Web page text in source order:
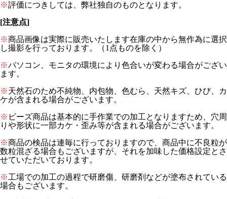
※評価につきしては、弊社独自のものとなります。
[注意点]
※商品画像は実際に販売いたします在庫の中から無作為に選択
し撮影を行っております。（1点ものを除く）
※パソコン、モニタの環境により色合いが変わる場合がござい
ます。
※天然石のため不純物、内包物、色むら、天然キズ、ひび、カ
ケが含まれる場合がございます。
※ ビーズ商品は基本的に手作業での加工となりますため、穴周
りや形状に一部カケ・歪み等が含まれる場合がございます。
※商品の検品は連毎に行っておりますので、商品中に不良粒が
数粒混ざる場合もございますが、それを加味した価格設定とさ
せていただいております。
※工場での加工の過程で研磨傷、研磨剤などが塗布されている
場合もございます。